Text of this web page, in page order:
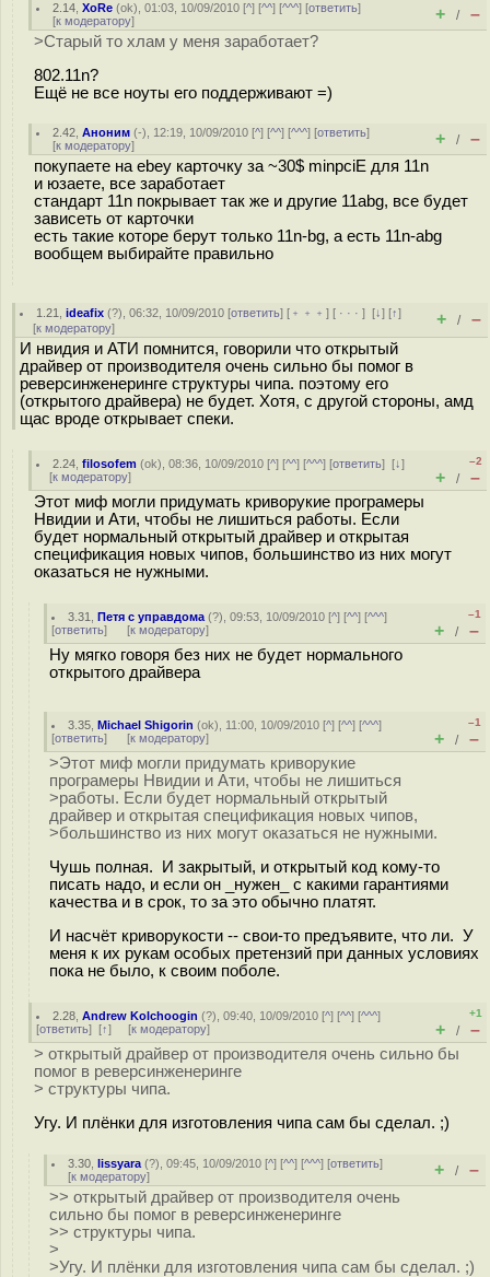
2.14 ,XoRe (ok), 01:03, 10/09/2010 [^] [^^] [^^^] [ответить]
[к модератору] + / –
>Старый то хлам у меня заработает?
802.11n?
Ещё не все ноуты его поддерживают =)
2.42 ,Аноним (-), 12:19, 10/09/2010 [^] [^^] [^^^] [ответить]
[к модератору] + / –
покупаете на ebey карточку за ~30$ minpciE для 11n
и юзаете, все заработает
стандарт 11n покрывает так же и другие 11abg, все будет
зависеть от карточки
есть такие которе берут только 11n-bg, а есть 11n-abg
вообщем выбирайте правильно
1.21 ,ideafix (?), 06:32, 10/09/2010 [ответить] [ ﹢﹢﹢] [ · · ·][↓] [↑]
[к модератору] + / –
И нвидия и АТИ помнится, говорили что открытый
драйвер от производителя очень сильно бы помог в
реверсинженеринге структуры чипа. поэтому его
(открытого драйвера) не будет. Хотя, с другой стороны, амд
щас вроде открывает спеки.
2.24 ,filosofem (ok), 08:36, 10/09/2010 [^] [^^] [^^^] [ответить][↓]
[к модератору]
–2
+ / –
Этот миф могли придумать криворукие програмеры
Нвидии и Ати, чтобы не лишиться работы. Если
будет нормальный открытый драйвер и открытая
спецификация новых чипов, большинство из них могут
оказаться не нужными.
3.31 ,Петя с управдома (?), 09:53, 10/09/2010 [^] [^^] [^^^]
[ответить] [к модератору]
–1
+ / –
Ну мягко говоря без них не будет нормального
открытого драйвера
3.35 ,Michael Shigorin (ok), 11:00, 10/09/2010 [^] [^^] [^^^]
[ответить] [к модератору]
–1
+ / –
>Этот миф могли придумать криворукие
програмеры Нвидии и Ати, чтобы не лишиться
>работы. Если будет нормальный открытый
драйвер и открытая спецификация новых чипов,
>большинство из них могут оказаться не нужными.
Чушь полная. И закрытый, и открытый код кому-то
писать надо, и если он _нужен_ с какими гарантиями
качества и в срок, то за это обычно платят.
И насчёт криворукости -- свои-то предъявите, что ли. У
меня к их рукам особых претензий при данных условиях
пока не было, к своим поболе.
2.28 ,Andrew Kolchoogin (?), 09:40, 10/09/2010 [^] [^^] [^^^]
[ответить] [↑] [к модератору]
+1
+ / –
> открытый драйвер от производителя очень сильно бы
помог в реверсинженеринге
> структуры чипа.
Угу. И плёнки для изготовления чипа сам бы сделал. ;)
3.30 ,lissyara (?), 09:45, 10/09/2010 [^] [^^] [^^^] [ответить]
[к модератору] + / –
>> открытый драйвер от производителя очень
сильно бы помог в реверсинженеринге
>> структуры чипа.
>
>Угу. И плёнки для изготовления чипа сам бы сделал. ;)